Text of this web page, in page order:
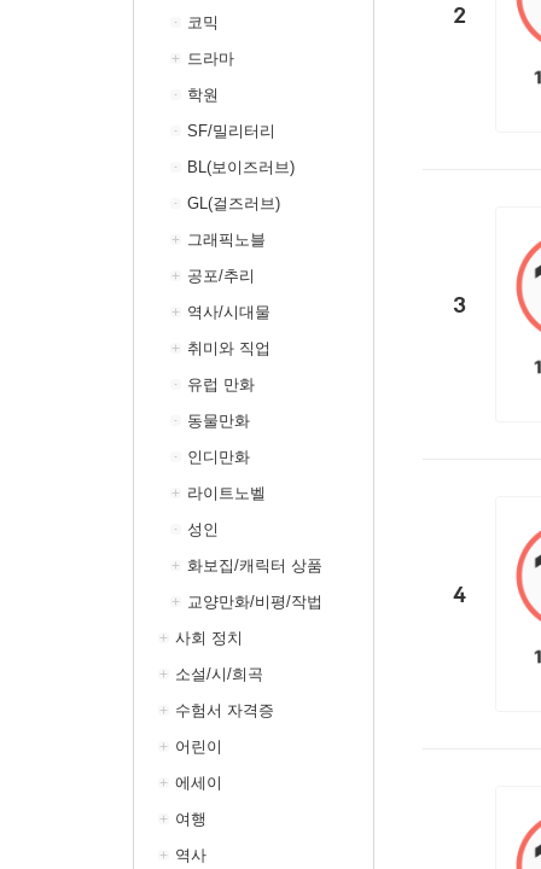
코믹
드라마
학원
SF/밀리터리
BL(보이즈러브)
GL(걸즈러브)
그래픽노블
공포/추리
역사/시대물
취미와 직업
유럽 만화
동물만화
인디만화
라이트노벨
성인
화보집/캐릭터 상품
교양만화/비평/작법
사회 정치
소설/시/희곡
수험서 자격증
어린이
에세이
여행
역사
2
3
4